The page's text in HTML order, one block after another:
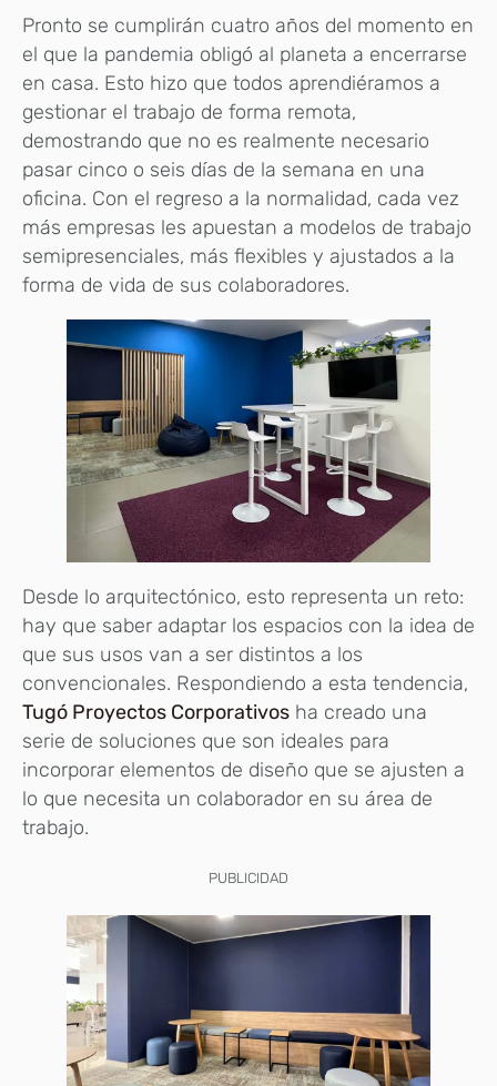
Pronto se cumplirán cuatro años del momento en
el que la pandemia obligó al planeta a encerrarse
en casa. Esto hizo que todos aprendiéramos a
gestionar el trabajo de forma remota,
demostrando que no es realmente necesario
pasar cinco o seis días de la semana en una
oficina. Con el regreso a la normalidad, cada vez
más empresas les apuestan a modelos de trabajo
semipresenciales, más flexibles y ajustados a la
forma de vida de sus colaboradores.
Desde lo arquitectónico, esto representa un reto:
hay que saber adaptar los espacios con la idea de
que sus usos van a ser distintos a los
convencionales. Respondiendo a esta tendencia,
Tugó Proyectos Corporativos ha creado una
serie de soluciones que son ideales para
incorporar elementos de diseño que se ajusten a
lo que necesita un colaborador en su área de
trabajo.
PUBLICIDAD